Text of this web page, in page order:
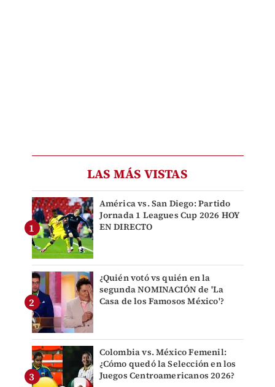
LAS MÁS VISTAS
América vs. San Diego: Partido
Jornada 1 Leagues Cup 2026 HOY
EN DIRECTO
¿Quién votó vs quién en la
segunda NOMINACIÓN de 'La
Casa de los Famosos México'?
Colombia vs. México Femenil:
¿Cómo quedó la Selección en los
Juegos Centroamericanos 2026?